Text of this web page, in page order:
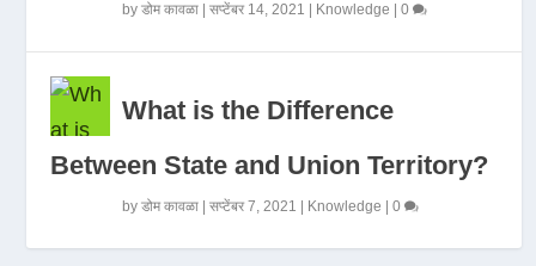
byडोम कावळा |सप्टेंबर 14, 2021 Knowledge |0
What is the Difference
Between State and Union Territory?
byडोम कावळा |सप्टेंबर 7, 2021 Knowledge |0